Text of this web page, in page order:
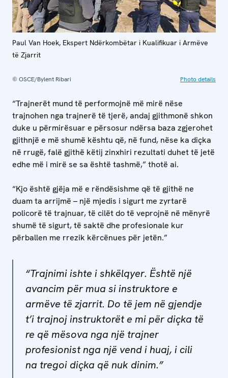
Paul Van Hoek, Ekspert Ndërkombëtar i Kualifikuar i Armëve
të Zjarrit
© OSCE/Bylent Ribari Photo details
“Trajnerët mund të performojnë më mirë nëse
trajnohen nga trajnerë të tjerë, andaj gjithmonë shkon
duke u përmirësuar e përsosur ndërsa baza zgjerohet
gjithnjë e më shumë kështu që, në fund, nëse ka diçka
në rrugë, falë gjithë këtij zinxhiri rezultati duhet të jetë
edhe më i mirë se sa është tashmë,” thotë ai.
“Kjo është gjëja më e rëndësishme që të gjithë ne
duam ta arrijmë – një mjedis i sigurt me zyrtarë
policorë të trajnuar, të cilët do të veprojnë në mënyrë
shumë të sigurt, të saktë dhe profesionale kur
përballen me rrezik kërcënues për jetën.”
“Trajnimi ishte i shkëlqyer. Është një
avancim për mua si instruktore e
armëve të zjarrit. Do të jem në gjendje
t’i trajnoj instruktorët e mi për diçka të
re që mësova nga një trajner
profesionist nga një vend i huaj, i cili
na tregoi diçka që nuk dinim.”